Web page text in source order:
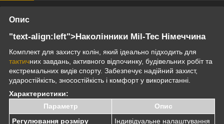
Опис
"text-align:left">Наколінники Mil-Tec Німеччина
Комплект для захисту колін, який ідеально підходить для
тактичних завдань, активного відпочинку, будівельних робіт та
екстремальних видів спорту. Забезпечує надійний захист,
ударостійкість, зносостійкість і комфорт у використанні.
Характеристики:
Параметр
Опис
Регулювання розміру
Індивідуальне налаштування